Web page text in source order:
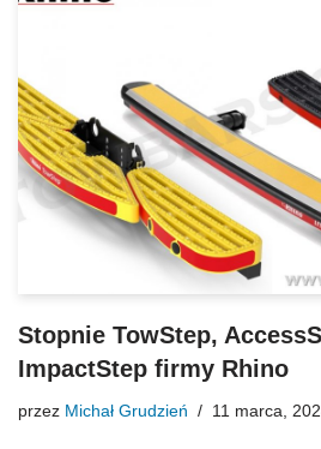
Stopnie TowStep,
ImpactStep firmy Rhino
przez Michał Grudzień 11 marca,